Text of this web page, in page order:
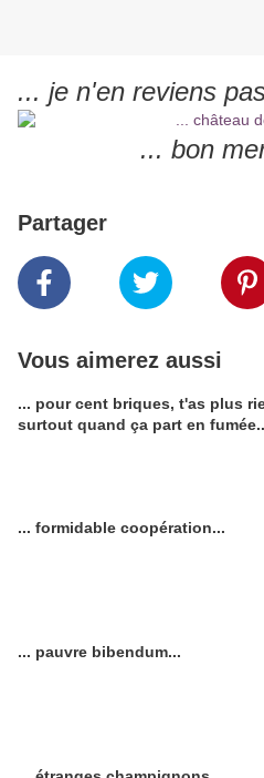
... je n'en reviens
... bon
Partager
Vous aimerez aussi
... pour cent briques, t'as plus
surtout quand ça part en
... formidable coopération...
... pauvre bibendum...